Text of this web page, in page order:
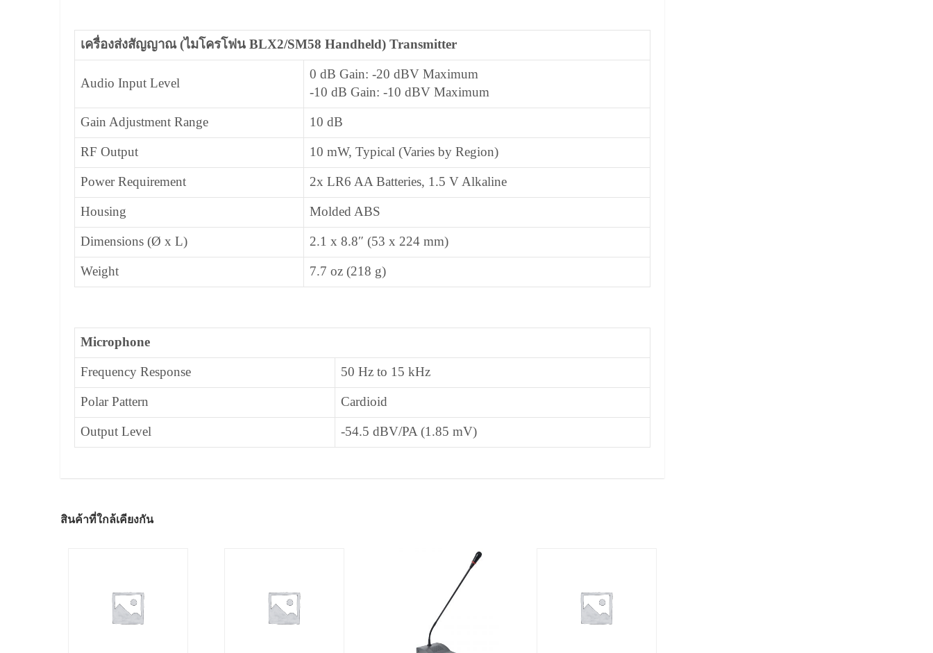
เครื่องส่งสัญญาณ (ไมโครโฟน BLX2/SM58 Handheld) Transmitter
Audio Input Level
0 dB Gain: -20 dBV Maximum
-10 dB Gain: -10 dBV Maximum
Gain Adjustment Range 10 dB
RF Output 10 mW, Typical (Varies by Region)
Power Requirement 2x LR6 AA Batteries, 1.5 V Alkaline
Housing Molded ABS
Dimensions (Ø x L) 2.1 x 8.8″ (53 x 224 mm)
Weight 7.7 oz (218 g)
Microphone
Frequency Response 50 Hz to 15 kHz
Polar Pattern Cardioid
Output Level -54.5 dBV/PA (1.85 mV)
สินค้าที่ใกล้เคียงกัน